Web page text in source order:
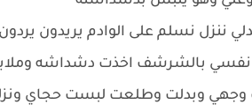
ننزل نسلم على الوادم يريدون
بالشرشف اخذت دشداشه
وبدلت وطلعت لبست حجاي